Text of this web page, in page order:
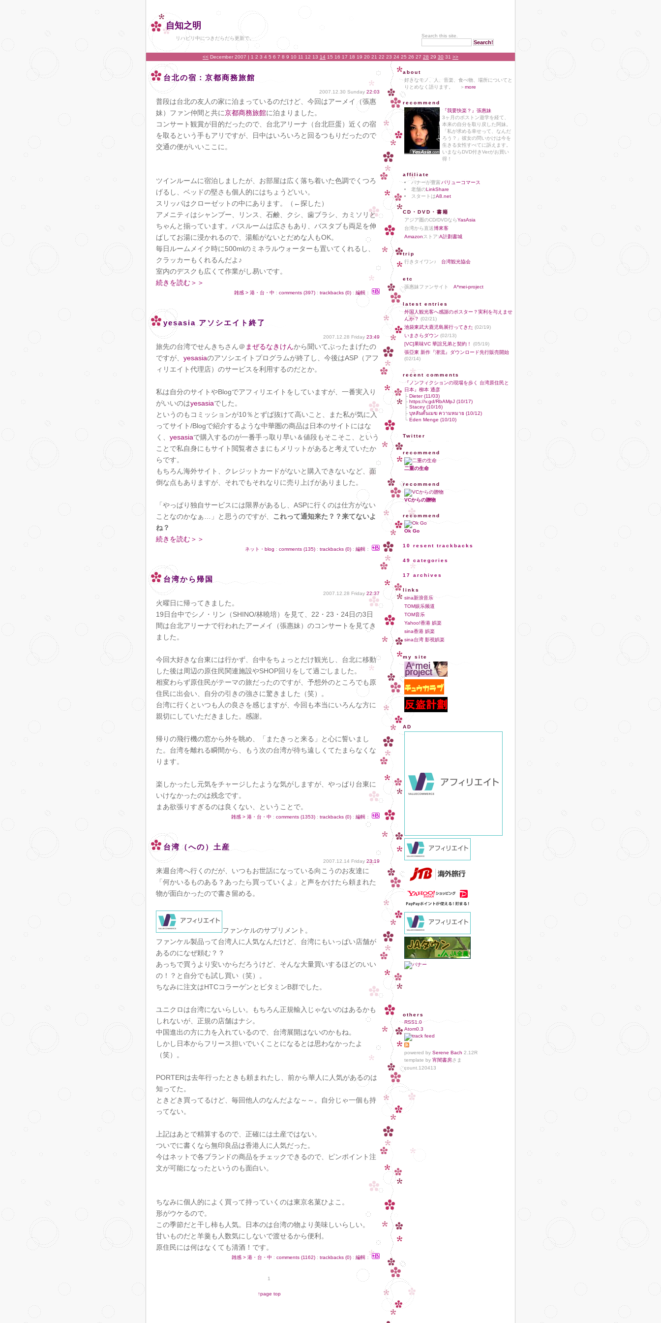
自知之明
リハビリ中につきだらだら更新で。 Search this site.
<< December 2007 | 1 2 3 4 5 6 7 8 9 10 11 12 13 14 15 16 17 18 19 20 21 22 23 24 25 26 27 28 29 30 31 >>
台北の宿：京都商務旅館
2007.12.30 Sunday 22:03
普段は台北の友人の家に泊まっているのだけど、今回はアーメイ（張惠
妹）ファン仲間と共に京都商務旅館に泊まりました。
コンサート観賞が目的だったので、台北アリーナ（台北巨蛋）近くの宿
を取るという手もアリですが、日中はいろいろと回るつもりだったので
交通の便がいいここに。
ツインルームに宿泊しましたが、お部屋は広く落ち着いた色調でくつろ
げるし、ベッドの堅さも個人的にはちょうどいい。
スリッパはクローゼットの中にあります。（←探した）
アメニティはシャンプー、リンス、石鹸、クシ、歯ブラシ、カミソリと
ちゃんと揃っています。バスルームは広さもあり、バスタブも両足を伸
ばしてお湯に浸かれるので、湯船がないとだめな人もOK。
毎日ルームメイク時に500mlのミネラルウォーターも置いてくれるし、
クラッカーもくれるんだよ♪
室内のデスクも広くて作業がし易いです。
続きを読む＞＞
雑感 > 港・台・中 : comments (397) : trackbacks (0) : 編輯 ：
yesasia アソシエイト終了
2007.12.28 Friday 23:49
旅先の台湾でせんきちさん＠ まぜるなきけんから聞いてぶったまげたの
ですが、 yesasiaのアソシエイトプログラムが終了し、今後はASP（アフ
ィリエイト代理店）のサービスを利用するのだとか。
私は自分のサイトやBlogでアフィリエイトをしていますが、一番実入り
がいいのはyesasiaでした。
というのもコミッションが10％とずば抜けて高いこと、また私が気に入
ってサイト/Blogで紹介するような中華圏の商品は日本のサイトにはな
く、 yesasiaで購入するのが一番手っ取り早い＆値段もそこそこ、という
ことで私自身にもサイト閲覧者さまにもメリットがあると考えていたか
らです。
もちろん海外サイト、クレジットカードがないと購入できないなど、面
倒な点もありますが、それでもそれなりに売り上げがありました。
「やっぱり独自サービスには限界があるし、ASPに行くのは仕方がない
ことなのかなぁ…」と思うのですが、 これって通知来た？？来てないよ
ね？
続きを読む＞＞
ネット・blog : comments (135) : trackbacks (0) : 編輯 ：
台湾から帰国
2007.12.28 Friday 22:37
火曜日に帰ってきました。
19日台中でシノ・リン（SHINO/林曉培）を見て、22・23・24日の3日
間は台北アリーナで行われたアーメイ（張惠妹）のコンサートを見てき
ました。
今回大好きな台東には行かず、台中をちょっとだけ観光し、台北に移動
した後は周辺の原住民関連施設やSHOP回りをして過ごしました。
相変わらず原住民がテーマの旅だったのですが、予想外のところでも原
住民に出会い、自分の引きの強さに驚きました（笑）。
台湾に行くといつも人の良さを感じますが、今回も本当にいろんな方に
親切にしていただきました。感謝。
帰りの飛行機の窓から外を眺め、「またきっと来る」と心に誓いまし
た。台湾を離れる瞬間から、もう次の台湾が待ち遠しくてたまらなくな
ります。
楽しかったし元気をチャージしたような気がしますが、やっぱり台東に
いけなかったのは残念です。
まあ欲張りすぎるのは良くない、ということで。
雑感 > 港・台・中 : comments (1353) : trackbacks (0) : 編輯 ：
台湾（への）土産
2007.12.14 Friday 23:19
来週台湾へ行くのだが、いつもお世話になっている向こうのお友達に
「何かいるものある？あったら買っていくよ」と声をかけたら頼まれた
物が面白かったので書き留める。
ファンケルのサプリメント。
ファンケル製品って台湾人に人気なんだけど、台湾にもいっぱい店舗が
あるのになぜ頼む？？
あっちで買うより安いからだろうけど、そんな大量買いするほどのいい
の！？と自分でも試し買い（笑）。
ちなみに注文はHTCコラーゲンとビタミンB群でした。
ユニクロは台湾にないらしい。もちろん正規輸入じゃないのはあるかも
しれないが、正規の店舗はナシ。
中国進出の方に力を入れているので、台湾展開はないのかもね。
しかし日本からフリース担いでいくことになるとは思わなかったよ
（笑）。
PORTERは去年行ったときも頼まれたし、前から華人に人気があるのは
知ってた。
ときどき買ってるけど、毎回他人のなんだよな～～。自分じゃ一個も持
ってない。
上記はあとで精算するので、正確には土産ではない。
ついでに書くなら無印良品は香港人に人気だった。
今はネットで各ブランドの商品をチェックできるので、ピンポイント注
文が可能になったというのも面白い。
ちなみに個人的によく買って持っていくのは東京名菓ひよこ。
形がウケるので。
この季節だと干し柿も人気。日本のは台湾の物より美味しいらしい。
甘いものだと羊羹も人数気にしないで渡せるから便利。
原住民には何はなくても清酒！です。
雑感 > 港・台・中 : comments (1162) : trackbacks (0) : 編輯 ：
1
↑page top
about
好きなモノ、人、音楽、食べ物、場所についてと
りとめなく語ります。 ＞ more
recommend
『我要快楽？』張惠妹
3ヶ月のボストン遊学を経て、
本来の自分を取り戻した阿妹。
「私が求める幸せって、なんだ
ろう？」彼女の問いかけは今を
生きる女性すべてに訴えます。
いまならDVD付きVerがお買い
得！
affiliate
バナーが豊富 バリューコマース
老舗のLinkShare
スタートはA8.net
CD・DVD・書籍
アジア圏のCD/DVDならYasAsia
台湾から直送博來客
Amazon ストア:A計劃書城
trip
行きタイワン♪ 台湾観光協会
etc
張惠妹ファンサイト A*mei-project
latest entries
外国人観光客へ感謝のポスター？実利を与えませ
んか？ (02/21)
池袋東武大鹿児島展行ってきた (02/19)
いまさらダウン (02/13)
[VC]果味VC 華誼兄弟と契約！
(05/19)
張亞東 新作『潜流』ダウンロード先行販売開始
(02/14)
recent comments
『ノンフィクションの現場を歩く 台湾原住民と
日本』柳本 通彦
├ Dieter (11/03)
├ https://v.gd/RbAMpJ (10/17)
├ Stacey (10/16)
├ บุหลันดั้นเมฆ ความหมาย (10/12)
└ Eden Menge (10/10)
Twitter
recommend
二重の生命
recommend
VCからの贈物
recommend
Ok Go
10 resent trackbacks
49 categories
17 archives
links
sina新浪音乐
TOM娱乐频道
TOM音乐
Yahoo!香港 娯楽
sina香港 娯楽
sina台湾 影視娯楽
my site
AD
others
RSS1.0
Atom0.3
powered by Serene Bach 2.12R
template by 宵闇書房さま
count. 120413